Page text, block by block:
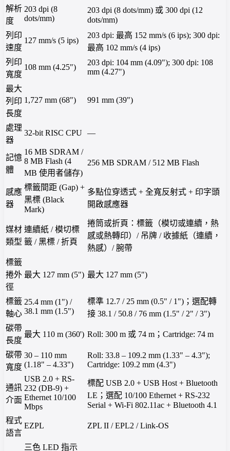
解析
度
203 dpi (8
dots/mm)
203 dpi (8 dots/mm) 或 300 dpi (12
dots/mm)
列印
速度
127 mm/s (5 ips)
203 dpi: 最高 152 mm/s (6 ips); 300 dpi:
最高 102 mm/s (4 ips)
列印
寬度
108 mm (4.25")
203 dpi: 104 mm (4.09"); 300 dpi: 108
mm (4.27")
最大
列印
長度
1,727 mm (68") 991 mm (39")
處理
器
32-bit RISC CPU —
記憶
體
16 MB SDRAM /
8 MB Flash (4
MB 使用者儲存)
256 MB SDRAM / 512 MB Flash
感應
器
標籤間距 (Gap) +
黑標 (Black
Mark)
多點位穿透式 + 全寬反射式 + 印字頭
開啟感應器
媒材
類型
連續紙 / 模切標
籤 / 黑標 / 折頁
捲筒或折頁：標籤（模切或連續，熱
感或熱轉印）/ 吊牌 / 收據紙（連續，
熱感）/ 腕帶
標籤
捲外
徑
最大 127 mm (5") 最大 127 mm (5")
標籤
軸心
25.4 mm (1") /
38.1 mm (1.5")
標準 12.7 / 25 mm (0.5" / 1")；選配轉
接 38.1 / 50.8 / 76 mm (1.5" / 2" / 3")
碳帶
長度
最大 110 m (360') Roll: 300 m 或 74 m；Cartridge: 74 m
碳帶
寬度
30 – 110 mm
(1.18" – 4.33")
Roll: 33.8 – 109.2 mm (1.33" – 4.3");
Cartridge: 109.2 mm (4.3")
通訊
介面
USB 2.0 + RS-
232 (DB-9) +
Ethernet 10/100
Mbps
標配 USB 2.0 + USB Host + Bluetooth
LE；選配 10/100 Ethernet + RS-232
Serial + Wi-Fi 802.11ac + Bluetooth 4.1
程式
語言
EZPL ZPL II / EPL2 / Link-OS
三色 LED 指示